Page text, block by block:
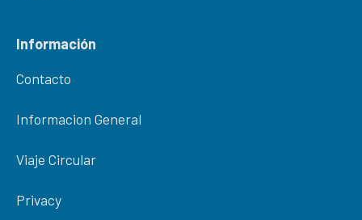
Información
Contacto
Informacion General
Viaje Circular
Privacy